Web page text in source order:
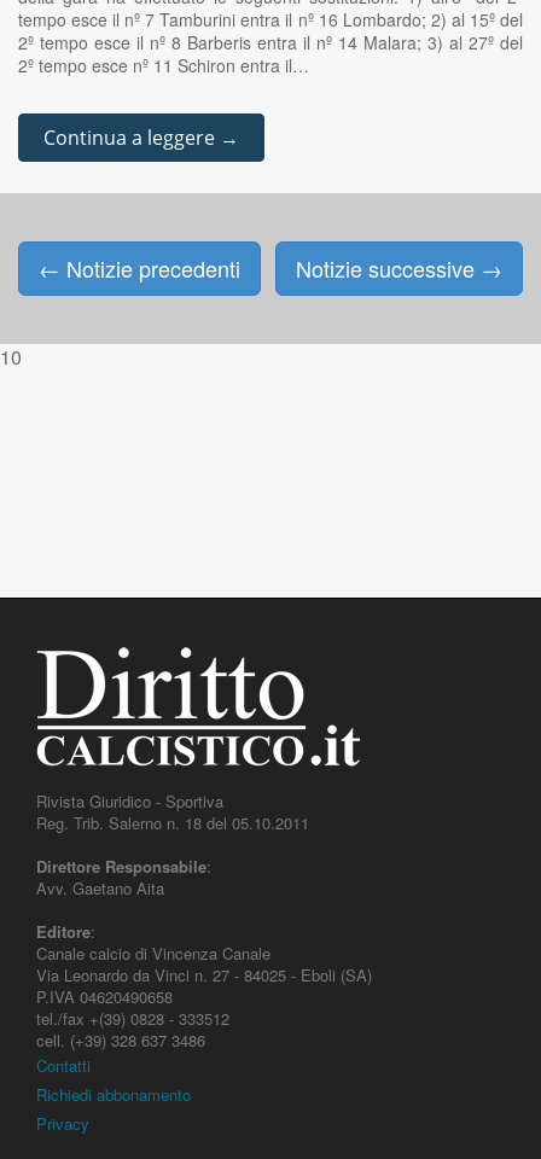
tempo esce il nº 7 Tamburini entra il nº 16 Lombardo; 2) al 15º del
2º tempo esce il nº 8 Barberis entra il nº 14 Malara; 3) al 27º del
2º tempo esce nº 11 Schiron entra il…
Continua a leggere →
Posts navigation
← Notizie precedenti Notizie successive →
10
Rivista Giuridico - Sportiva
Reg. Trib. Salerno n. 18 del 05.10.2011
Direttore Responsabile:
Avv. Gaetano Aita
Editore:
Canale calcio di Vincenza Canale
Via Leonardo da Vinci n. 27 - 84025 - Eboli (SA)
P.IVA 04620490658
tel./fax +(39) 0828 - 333512
cell. (+39) 328 637 3486
Contatti
Richiedi abbonamento
Privacy